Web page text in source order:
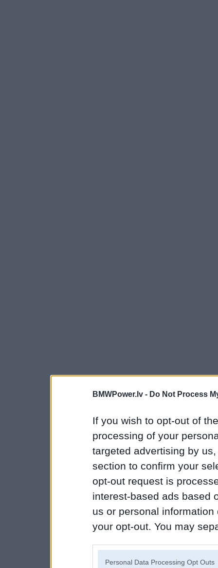
BMWPower.lv - Do Not Process
If you wish to opt-out of
processing of your
targeted advertising by
section to confirm your
opt-out request is
interest-based ads based
us or personal
your opt-out. You may
Personal Data Processing Opt Outs